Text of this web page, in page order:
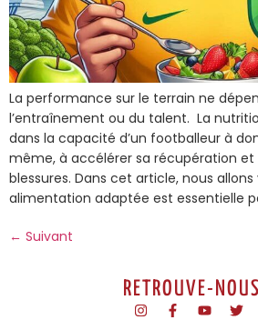
La performance sur le terrain ne
l’entraînement ou du talent. La
dans la capacité d’un footballeur à
même, à accélérer sa récupération et
blessures. Dans cet article, nous
alimentation adaptée est essentielle
← Suivant
RETROUVE-